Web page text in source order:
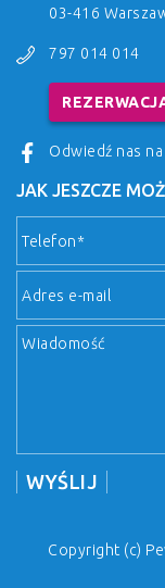
03-416
797 014 014
Odwiedź nas
JAK JESZCZE
Copyright (c)